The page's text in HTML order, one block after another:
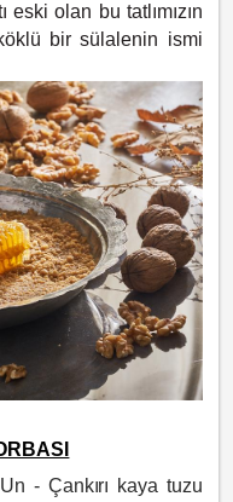
olan bu tatlımızın
köklü bir sülalenin ismi
Un - Çankırı kaya tuzu